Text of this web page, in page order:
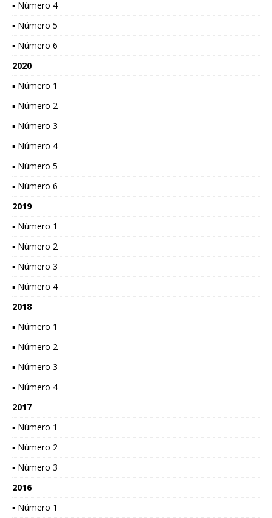
▪ Número 4
▪ Número 5
▪ Número 6
2020
▪ Número 1
▪ Número 2
▪ Número 3
▪ Número 4
▪ Número 5
▪ Número 6
2019
▪ Número 1
▪ Número 2
▪ Número 3
▪ Número 4
2018
▪ Número 1
▪ Número 2
▪ Número 3
▪ Número 4
2017
▪ Número 1
▪ Número 2
▪ Número 3
2016
▪ Número 1